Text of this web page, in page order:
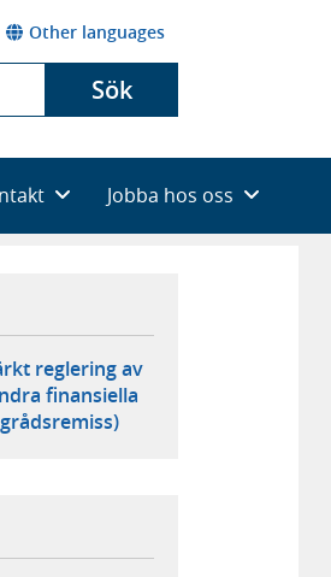
Other languages
Sök
Jobba hos oss
reglering av
finansiella